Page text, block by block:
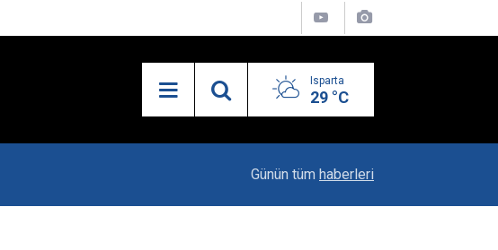
Isparta
29 °C
Isparta'nın Yatırım Dosyası Devletin Zirvesinde
Günün tüm haberleri